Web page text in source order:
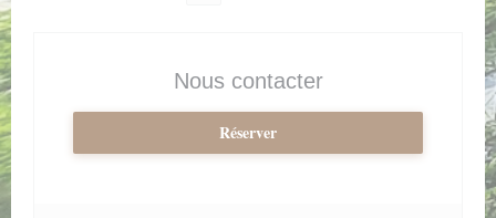
Nous contacter
Réserver